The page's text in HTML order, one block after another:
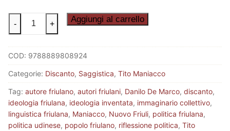
L'IDEOLOGIA
FRIULANA
- + Aggiungi al carrello
COD: 9788889808924
Categorie: Discanto, Saggistica, Tito Maniacco
Tag: autore friulano, autori friulani, Danilo De Marco, discanto,
ideologia friulana, ideologia inventata, immaginario collettivo,
linguistica friulana, Maniacco, Nuovo Friuli, politica friulana,
politica udinese, popolo friulano, riflessione politica, Tito